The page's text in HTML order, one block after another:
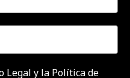
Legal y la Política de